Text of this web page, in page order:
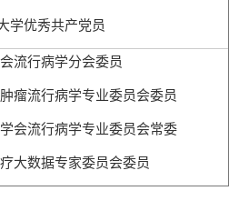
学优秀共产党员
流行病学分会委员
瘤流行病学专业委员会委员
会流行病学专业委员会常委
大数据专家委员会委员